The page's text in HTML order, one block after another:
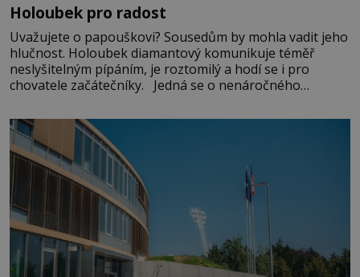
Holoubek pro radost
Uvažujete o papouškovi? Sousedům by mohla vadit jeho
hlučnost. Holoubek diamantový komunikuje téměř
neslyšitelným pípáním, je roztomilý a hodí se i pro
chovatele začátečníky. Jedná se o nenáročného
času tráví na zemi, kde sbírá zbytky semínek Jeho
domovinou je prakticky celá Austrálie s výjimkou
pobřežní oblasti.